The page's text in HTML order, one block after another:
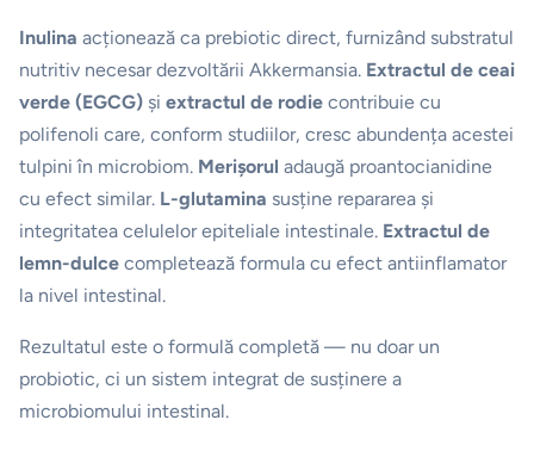
Inulina acționează ca prebiotic direct, furnizând substratul
nutritiv necesar dezvoltării Akkermansia. Extractul de ceai
verde (EGCG) și extractul de rodie contribuie cu
polifenoli care, conform studiilor, cresc abundența acestei
tulpini în microbiom. Merișorul adaugă proantocianidine
cu efect similar. L-glutamina susține repararea și
integritatea celulelor epiteliale intestinale. Extractul de
lemn-dulce completează formula cu efect antiinflamator
la nivel intestinal.
Rezultatul este o formulă completă — nu doar un
probiotic, ci un sistem integrat de susținere a
microbiomului intestinal.